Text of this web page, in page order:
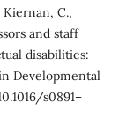
C.,
and staff
disabilities:
Developmental
s0891–